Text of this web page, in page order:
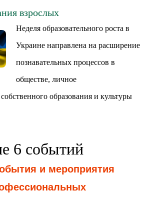
взрослых
Неделя образовательного роста в
Украине направлена на расширение
познавательных процессов в
обществе, личное
образования и культуры
6 событий
и мероприятия